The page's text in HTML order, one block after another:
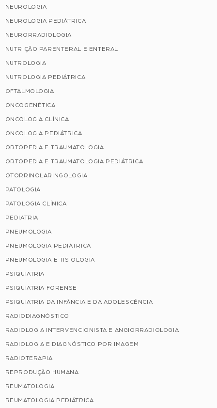
NEUROLOGIA
NEUROLOGIA PEDIÁTRICA
NEURORRADIOLOGIA
NUTRIÇÃO PARENTERAL E ENTERAL
NUTROLOGIA
NUTROLOGIA PEDIÁTRICA
OFTALMOLOGIA
ONCOGENÉTICA
ONCOLOGIA CLÍNICA
ONCOLOGIA PEDIÁTRICA
ORTOPEDIA E TRAUMATOLOGIA
ORTOPEDIA E TRAUMATOLOGIA PEDIÁTRICA
OTORRINOLARINGOLOGIA
PATOLOGIA
PATOLOGIA CLÍNICA
PEDIATRIA
PNEUMOLOGIA
PNEUMOLOGIA PEDIÁTRICA
PNEUMOLOGIA E TISIOLOGIA
PSIQUIATRIA
PSIQUIATRIA FORENSE
PSIQUIATRIA DA INFÂNCIA E DA ADOLESCÊNCIA
RADIODIAGNÓSTICO
RADIOLOGIA INTERVENCIONISTA E ANGIORRADIOLOGIA
RADIOLOGIA E DIAGNÓSTICO POR IMAGEM
RADIOTERAPIA
REPRODUÇÃO HUMANA
REUMATOLOGIA
REUMATOLOGIA PEDIÁTRICA